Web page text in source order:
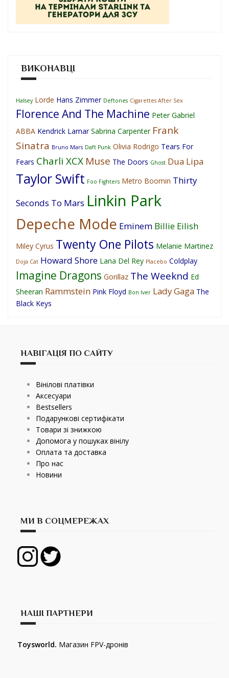
ВИКОНАВЦІ
Halsey Lorde Hans Zimmer Deftones Cigarettes After Sex
Florence And The Machine Peter Gabriel
ABBA Kendrick Lamar Sabrina Carpenter Frank
Sinatra Bruno Mars Daft Punk Olivia Rodrigo Tears For
Fears Charli XCX Muse The Doors Ghost Dua Lipa
Taylor Swift Foo Fighters Metro Boomin Thirty
Seconds To Mars Linkin Park
Depeche Mode Eminem Billie Eilish
Miley Cyrus Twenty One Pilots Melanie Martinez
Doja Cat Howard Shore Lana Del Rey Placebo Coldplay
Imagine Dragons Gorillaz The Weeknd Ed
Sheeran Rammstein Pink Floyd Bon Iver Lady Gaga The
Black Keys
НАВІГАЦІЯ ПО САЙТУ
Вінілові платівки
Аксесуари
Bestsellers
Подарункові сертифікати
Товари зі знижкою
Допомога у пошуках вінілу
Оплата та доставка
Про нас
Новини
МИ В СОЦМЕРЕЖАХ
НАШІ ПАРТНЕРИ
Toysworld. Магазин FPV-дронів